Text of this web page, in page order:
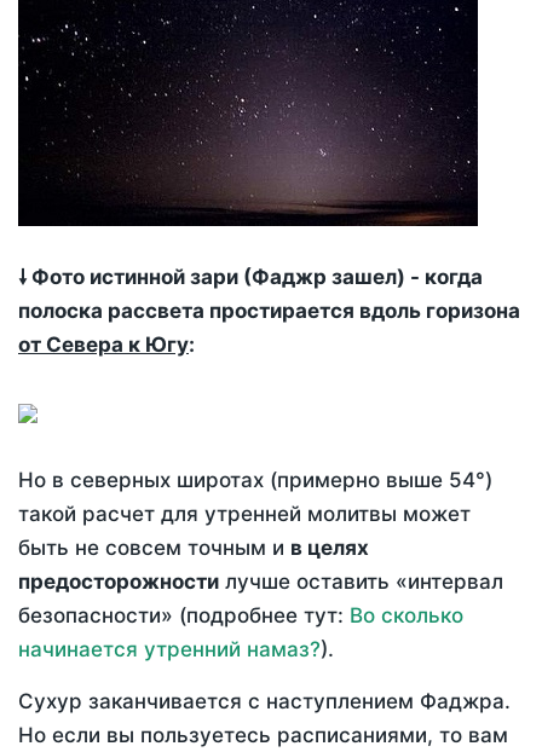
🠗 Фото истинной зари (Фаджр зашел) - когда
полоска рассвета простирается вдоль горизона
от Севера к Югу:
Но в северных широтах (примерно выше 54°)
такой расчет для утренней молитвы может
быть не совсем точным и в целях
предосторожности лучше оставить «интервал
безопасности» (подробнее тут: Во сколько
начинается утренний намаз?).
Сухур заканчивается с наступлением Фаджра.
Но если вы пользуетесь расписаниями, то вам